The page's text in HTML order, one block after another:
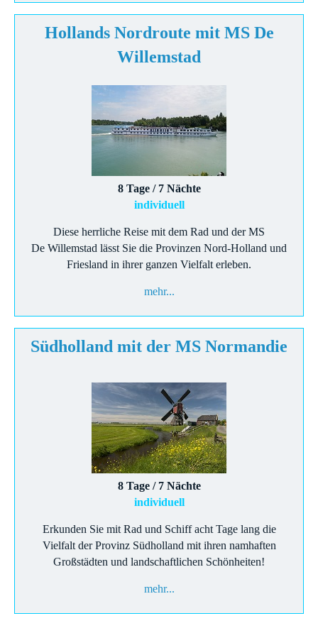
Hollands Nordroute mit MS De
Willemstad
8 Tage / 7 Nächte
individuell
Diese herrliche Reise mit dem Rad und der MS
De Willemstad lässt Sie die Provinzen Nord-Holland und
Friesland in ihrer ganzen Vielfalt erleben.
mehr...
Südholland mit der MS Normandie
8 Tage / 7 Nächte
individuell
Erkunden Sie mit Rad und Schiff acht Tage lang die
Vielfalt der Provinz Südholland mit ihren namhaften
Großstädten und landschaftlichen Schönheiten!
mehr...